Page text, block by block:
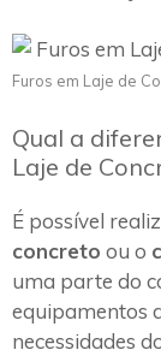
Furos em Laje de
Qual a
Laje de
É possível
concreto ou o
uma parte do
equipamentos
necessidades